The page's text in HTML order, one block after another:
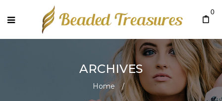
0
ARCHIVES
Home /